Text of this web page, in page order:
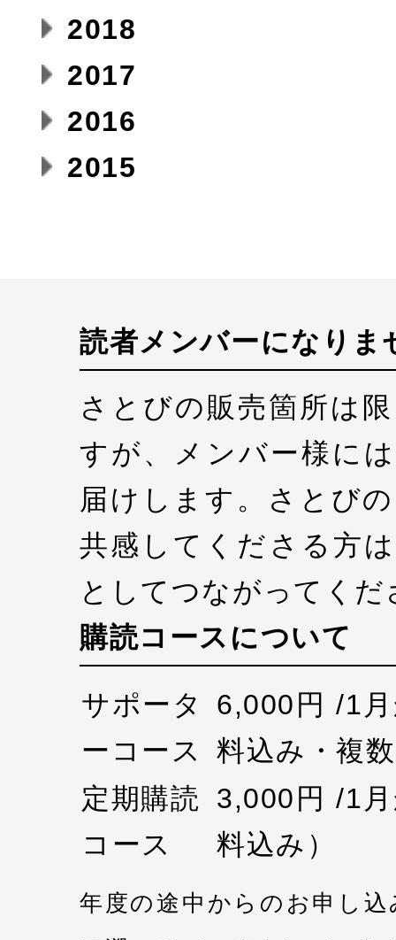
2018
2017
2016
2015
読者メンバーになりま
さとびの販売箇所は
すが、メンバー様に
届けします。さとび
共感してくださる方
としてつながってくだ
購読コースについて
サポータ
ーコース
6,000円 /1
料込み・複
定期購読
コース
3,000円 /1
料込み）
年度の途中からのお申し